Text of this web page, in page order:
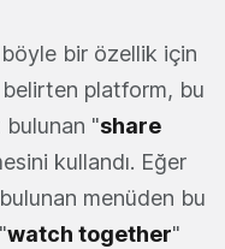
bir özellik için
belirten platform, bu
bulunan "share
kullandı. Eğer
menüden bu
watch together"